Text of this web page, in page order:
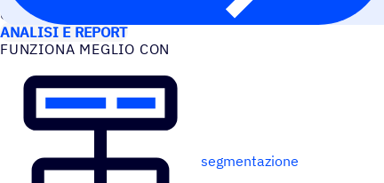
CASI D’USO
ANALISI E REPORT
FUNZIONA MEGLIO CON
segmentazione